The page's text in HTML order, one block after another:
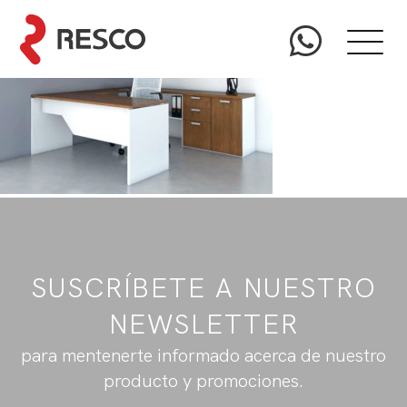
SUSCRÍBETE A NUESTRO
NEWSLETTER
para mentenerte informado acerca de nuestro
producto y promociones.